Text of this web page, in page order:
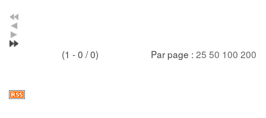
(1 - 0 / 0) Par page : 25 50 100 200